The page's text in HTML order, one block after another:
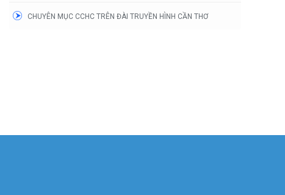
CHUYÊN MỤC CCHC TRÊN ĐÀI TRUYỀN HÌNH CẦN THƠ